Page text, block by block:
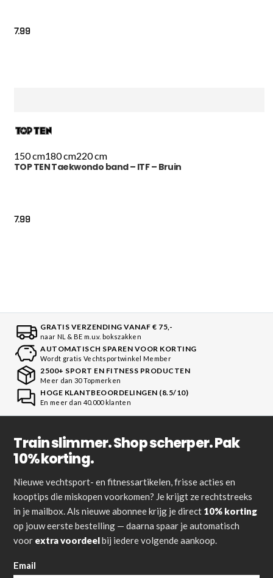
7.99
150 cm180 cm220 cm
TOP TEN Taekwondo band – ITF – Bruin
7.99
GRATIS VERZENDING VANAF € 75,-
naar NL & BE m.u.v. bokszakken
AUTOMATISCH SPAREN VOOR KORTING
Wordt gratis Vechtsportwinkel Member
2500+ SPORT EN FITNESS PRODUCTEN
Meer dan 30 Topmerken
HOGE KLANTBEOORDELINGEN (8.5/10)
En meer dan 40.000 klanten
Train slimmer. Shop scherper. Pak
10% korting.
Nieuwe vechtsport- en fitnessartikelen, frisse acties en
kooptips die miskopen voorkomen? Je krijgt ze rechtstreeks
in je mailbox. Als nieuwe abonnee krijg je direct 10% korting
op jouw eerste bestelling — daarna spaar je automatisch
voor extra voordeelbij iedere volgende aankoop.
Email